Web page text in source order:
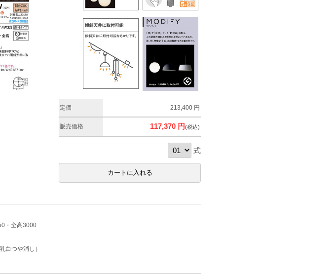
定価 213,400 円
販売価格 117,370 円(税込)
式
・全高3000
白つや消し）